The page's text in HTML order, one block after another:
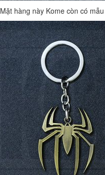
Mặt hàng này Kome còn có